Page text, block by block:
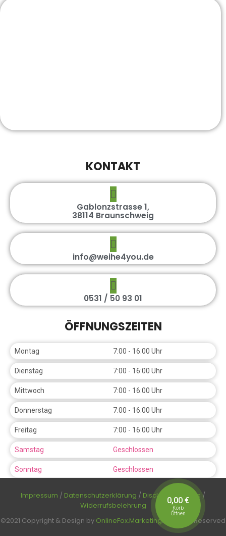
DEKORE
0,00 €
Korb
Öffnen
KONTAKT
Gablonzstrasse 1,
38114 Braunschweig
info@weihe4you.de
0531 / 50 93 01
ÖFFNUNGSZEITEN
Montag 7:00 - 16:00 Uhr
Dienstag 7:00 - 16:00 Uhr
Mittwoch 7:00 - 16:00 Uhr
Donnerstag 7:00 - 16:00 Uhr
Freitag 7:00 - 16:00 Uhr
Samstag Geschlossen
Sonntag Geschlossen
Impressum / Datenschutzerklärung / Disclaimer/ AGBs/
Widerrufsbelehrung
©2021 Copyright & Design by OnlineFox.Marketing. All rights Reserved